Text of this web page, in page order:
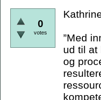
0
votes
”Med
ud til at
og